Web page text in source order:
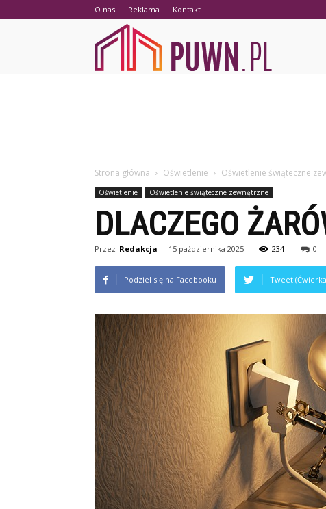
O nas Reklama Kontakt
Strona główna Oświetlenie Oświetlenie świąteczne
Oświetlenie Oświetlenie świąteczne zewnętrzne
DLACZEGO
Przez Redakcja - 15 października 2025 234 0
Podziel się na Facebooku Tweet